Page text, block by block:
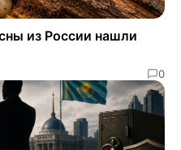
из России нашли
0